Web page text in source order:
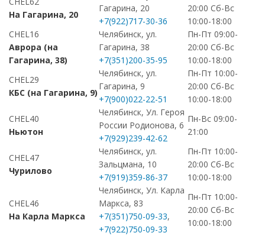
На Гагарина, 20
Гагарина, 20
+7(922)717-30-36
20:00 Сб-Вс
10:00-18:00
CHEL16
Аврора (на
Гагарина, 38)
Челябинск, ул.
Гагарина, 38
+7(351)200-35-95
Пн-Пт 09:00-
20:00 Сб-Вс
10:00-18:00
CHEL29
КБС (на Гагарина, 9)
Челябинск, ул.
Гагарина, 9
+7(900)022-22-51
Пн-Пт 10:00-
20:00 Сб-Вс
10:00-18:00
CHEL40
Ньютон
Челябинск, Ул. Героя
России Родионова, 6
+7(929)239-42-62
Пн-Вс 09:00-
21:00
CHEL47
Чурилово
Челябинск, ул.
Зальцмана, 10
+7(919)359-86-37
Пн-Пт 10:00-
20:00 Сб-Вс
10:00-18:00
CHEL46
На Карла Маркса
Челябинск, Ул. Карла
Маркса, 83
+7(351)750-09-33,
+7(922)750-09-33
Пн-Пт 10:00-
20:00 Сб-Вс
10:00-18:00